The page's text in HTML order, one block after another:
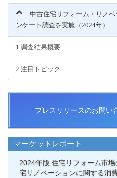
中古住宅リフォーム・リノ
ンケート調査を実施（2024年）
1.調査結果概要
2.注目トピック
プレスリリースのお問い
マーケットレポート
2024年版 住宅リフォーム市
宅リノベーションに関する消